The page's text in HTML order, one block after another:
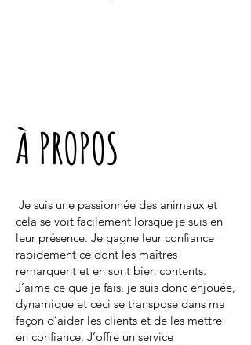
À PROPOS
Je suis une passionnée des animaux et
cela se voit facilement lorsque je suis en
leur présence. Je gagne leur confiance
rapidement ce dont les maîtres
remarquent et en sont bien contents.
J’aime ce que je fais, je suis donc enjouée,
dynamique et ceci se transpose dans ma
façon d’aider les clients et de les mettre
en confiance. J’offre un service